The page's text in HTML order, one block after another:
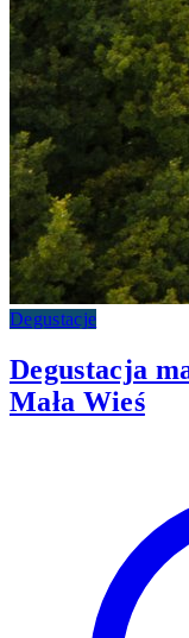
Degustacje
Degustacja
Mała Wieś